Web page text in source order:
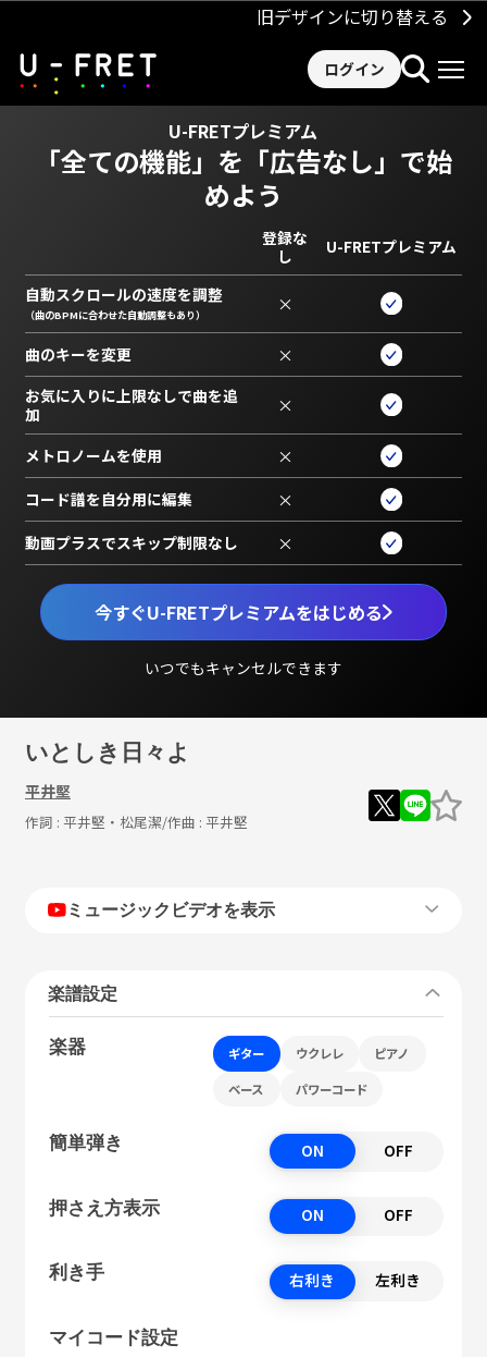
旧デザインに切り替える
ログイン
U-FRETプレミアム
「全ての機能」を 「広告なし」で始
めよう
今すぐU-FRETプレミアムをはじめる
いつでもキャンセルできます
登録な
し
U-FRETプレミアム
自動スクロールの速度を調整
（曲のBPMに合わせた自動調整もあり） ×
曲のキーを変更 ×
お気に入りに上限なしで曲を追
加
×
メトロノームを使用 ×
コード譜を自分用に編集 ×
動画プラスでスキップ制限なし ×
いとしき日々よ
平井堅
作詞 : 平井堅・松尾潔/作曲 : 平井堅
ミュージックビデオを表示
楽譜設定
楽器 ギター ウクレレ ピアノ
ベース パワーコード
簡単弾き ON OFF
押さえ方表示 ON OFF
利き手 右利き 左利き
マイコード設定